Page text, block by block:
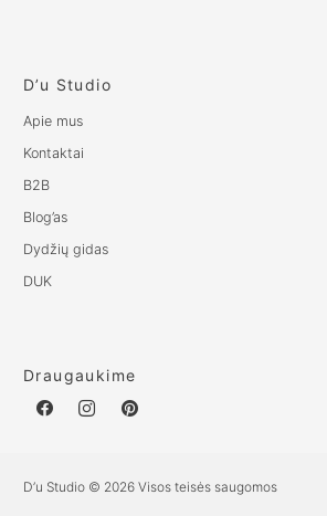
D’u Studio
Apie mus
Kontaktai
B2B
Blog’as
Dydžių gidas
DUK
Draugaukime
D’u Studio © 2026 Visos teisės saugomos